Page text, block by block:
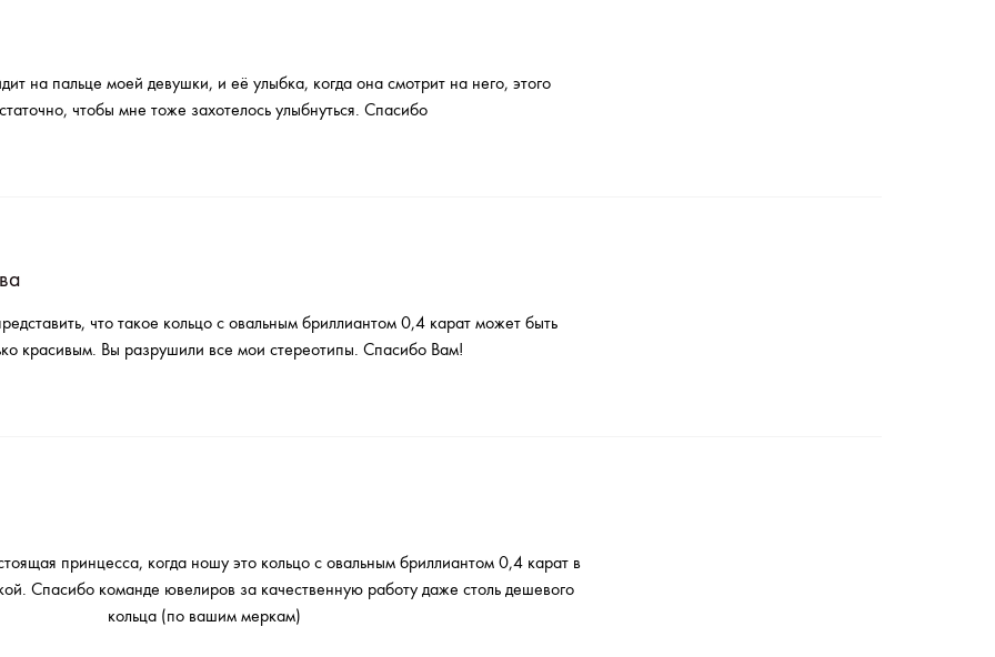
на пальце моей девушки, и её улыбка, когда она смотрит на него, этого
чтобы мне тоже захотелось улыбнуться. Спасибо
что такое кольцо с овальным бриллиантом 0,4 карат может быть
красивым. Вы разрушили все мои стереотипы. Спасибо Вам!
принцесса, когда ношу это кольцо с овальным бриллиантом 0,4 карат в
Спасибо команде ювелиров за качественную работу даже столь дешевого
кольца (по вашим меркам)